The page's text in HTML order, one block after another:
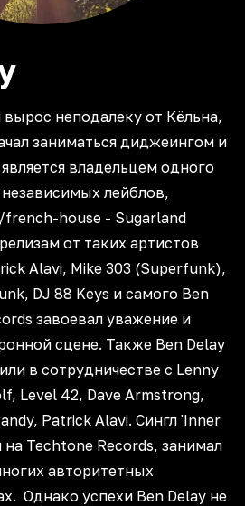
вырос неподалеку от Кёльна,
заниматься диджеингом и
владельцем одного
лейблов,
house - Sugarland
от таких артистов
Alavi, Mike 303 (Superfunk),
DJ 88 Keys и самого Ben
завоевал уважение и
сцене. Также Ben Delay
в сотрудничестве с Lenny
Level 42, Dave Armstrong,
Patrick Alavi. Сингл 'Inner
Techtone Records, занимал
авторитетных
Однако успехи Ben Delay не